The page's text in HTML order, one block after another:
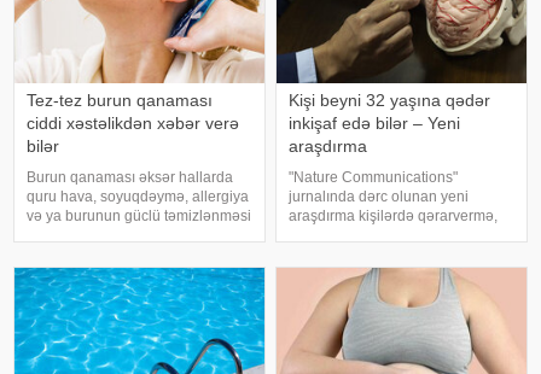
Tez-tez burun qanaması
ciddi xəstəlikdən xəbər verə
bilər
Burun qanaması əksər hallarda
quru hava, soyuqdəymə, allergiya
və ya burunun güclü təmizlənməsi
tez-tez təkrarlanır, çox olursa və
ya çətin dayanırsa, mütlə
Kişi beyni 32 yaşına qədər
inkişaf edə bilər – Yeni
araşdırma
"Nature Communications"
jurnalında dərc olunan yeni
araşdırma kişilərdə qərarvermə,
olan beyin nahiyələrinin orta
hesabla 32 yaşına qədər inkişa